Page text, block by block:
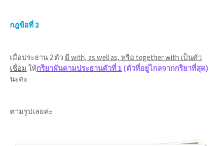
กฎข้อที่ 2
เมื่อประธาน 2 ตัว มี with, as well as, หรือ together with เป็นตัว
เชื่อม ให้กริยาผันตามประธานตัวที่ 1 (ตัวที่อยู่ไกลจากกริยาที่สุด)
นะคะ
ตามรูปเลยค่ะ